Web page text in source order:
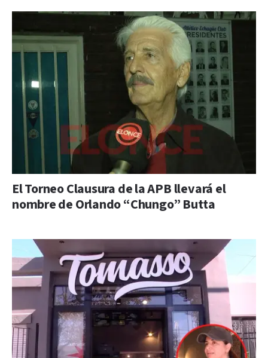
El Torneo Clausura de la APB llevará el
nombre de Orlando “Chungo” Butta